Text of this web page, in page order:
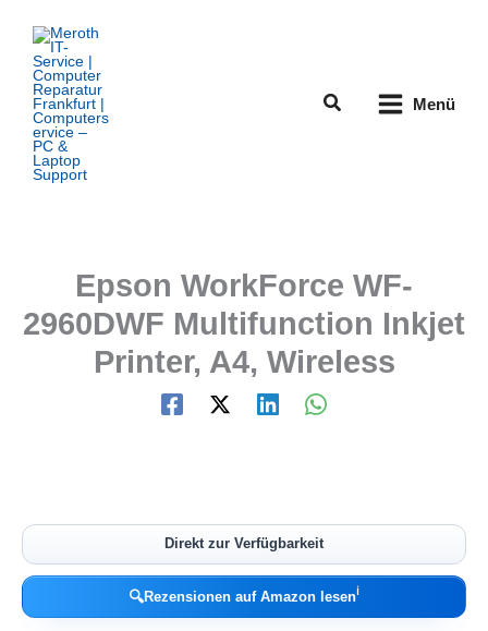
Inhalt
springen
Suchen Menü
Epson WorkForce WF-
2960DWF Multifunction Inkjet
Printer, A4, Wireless
Direkt zur Verfügbarkeit
🔍Rezensionen auf Amazon lesenℹ︎